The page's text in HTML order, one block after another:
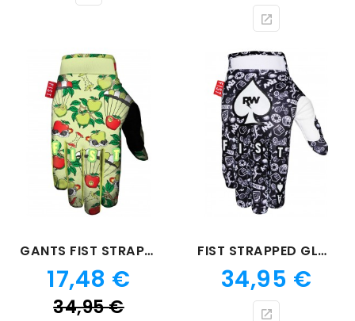
GANTS FIST STRAPPED SHEENY APPLES
Prix
17,48 €
34,95 €Prix
FIST STRAPPED GLOVE R-WILLY ACE
Prix
34,95 €